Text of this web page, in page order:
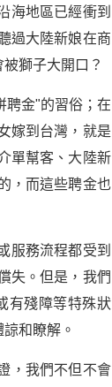
海地區已經衝到
過大陸新娘在商
獅子大開口？
聘金"的習俗；在
嫁到台灣，就是
單幫客、大陸新
，而這些聘金也
服務流程都受到
失。但是，我們
有殘障等特殊狀
和瞭解。
，我們不但不會